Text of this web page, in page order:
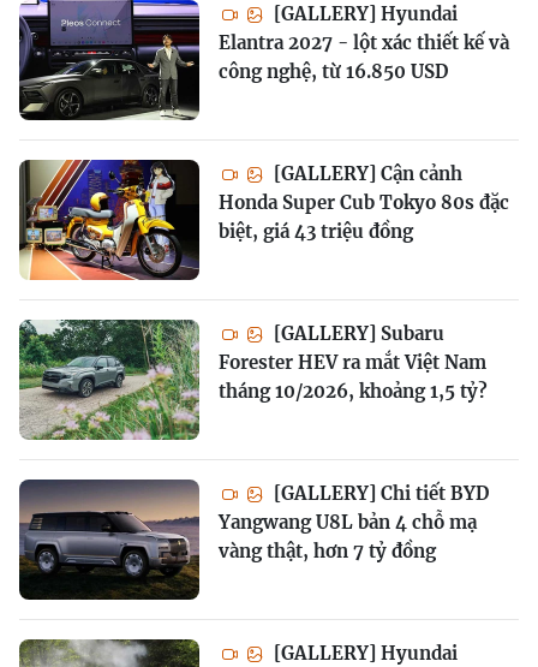
[GALLERY] Hyundai
Elantra 2027 - lột xác thiết kế và
công nghệ, từ 16.850 USD
[GALLERY] Cận cảnh
Honda Super Cub Tokyo 80s đặc
biệt, giá 43 triệu đồng
[GALLERY] Subaru
Forester HEV ra mắt Việt Nam
tháng 10/2026, khoảng 1,5 tỷ?
[GALLERY] Chi tiết BYD
Yangwang U8L bản 4 chỗ mạ
vàng thật, hơn 7 tỷ đồng
[GALLERY] Hyundai